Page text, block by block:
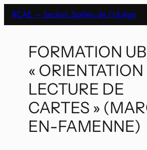
Aller
au
RCAE – Section Spéléo de l'ULiège
FORMATION
«
LECTURE DE
CARTES »
EN-FAMENNE)